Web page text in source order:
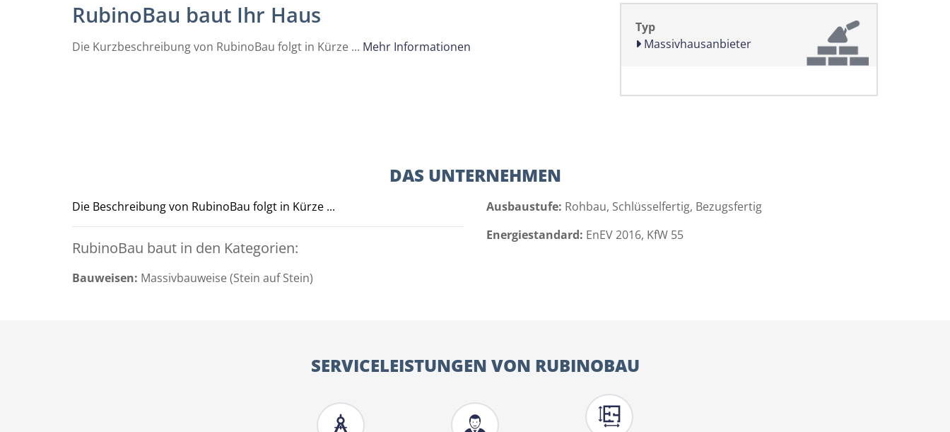
RubinoBau baut Ihr Haus
Die Kurzbeschreibung von RubinoBau folgt in Kürze ... Mehr Informationen
Typ
Massivhausanbieter
DAS UNTERNEHMEN
Die Beschreibung von RubinoBau folgt in Kürze ...
RubinoBau baut in den Kategorien:
Bauweisen: Massivbauweise (Stein auf Stein)
Ausbaustufe: Rohbau, Schlüsselfertig, Bezugsfertig
Energiestandard: EnEV 2016, KfW 55
SERVICELEISTUNGEN VON RUBINOBAU